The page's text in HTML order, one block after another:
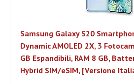
Samsung Galaxy S20
Dynamic AMOLED 2X, 3
GB Espandibili, RAM 8 GB,
Hybrid SIM/eSIM, [Versione